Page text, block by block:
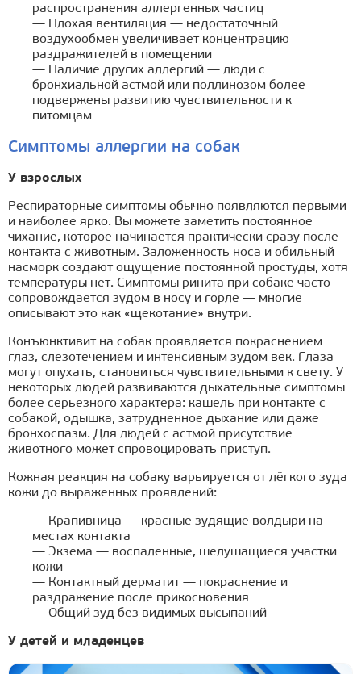
распространения аллергенных частиц
— Плохая вентиляция — недостаточный
воздухообмен увеличивает концентрацию
раздражителей в помещении
— Наличие других аллергий — люди с
бронхиальной астмой или поллинозом более
подвержены развитию чувствительности к
питомцам
Симптомы аллергии на собак
У взрослых
Респираторные симптомы обычно появляются первыми
и наиболее ярко. Вы можете заметить постоянное
чихание, которое начинается практически сразу после
контакта с животным. Заложенность носа и обильный
насморк создают ощущение постоянной простуды, хотя
температуры нет. Симптомы ринита при собаке часто
сопровождается зудом в носу и горле — многие
описывают это как «щекотание» внутри.
Конъюнктивит на собак проявляется покраснением
глаз, слезотечением и интенсивным зудом век. Глаза
могут опухать, становиться чувствительными к свету. У
некоторых людей развиваются дыхательные симптомы
более серьезного характера: кашель при контакте с
собакой, одышка, затрудненное дыхание или даже
бронхоспазм. Для людей с астмой присутствие
животного может спровоцировать приступ.
Кожная реакция на собаку варьируется от лёгкого зуда
кожи до выраженных проявлений:
— Крапивница — красные зудящие волдыри на
местах контакта
— Экзема — воспаленные, шелушащиеся участки
кожи
— Контактный дерматит — покраснение и
раздражение после прикосновения
— Общий зуд без видимых высыпаний
У детей и младенцев